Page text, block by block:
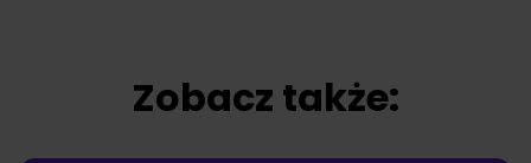
Zobacz także: